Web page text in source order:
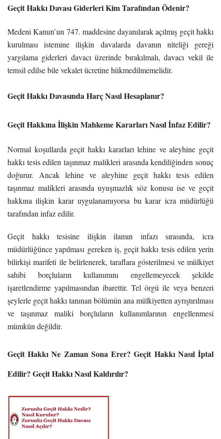
Geçit Hakkı Davası Giderleri Kim Tarafından Ödenir?
Medeni Kanun’un 747. maddesine dayanılarak açılmış geçit hakkı
kurulması istemine ilişkin davalarda davanın niteliği gereği
yargılama giderleri davacı üzerinde bırakılmalı, davacı vekil ile
temsil edilse bile vekalet ücretine hükmedilmemelidir.
Geçit Hakkı Davasında Harç Nasıl Hesaplanır?
Geçit Hakkına İlişkin Mahkeme Kararları Nasıl İnfaz Edilir?
Normal koşullarda geçit hakkı kararları lehine ve aleyhine geçit
hakkı tesis edilen taşınmaz malikleri arasında kendiliğinden sonuç
doğurur. Ancak lehine ve aleyhine geçit hakkı tesis edilen
taşınmaz malikleri arasında uyuşmazlık söz konusu ise ve geçit
hakkına ilişkin karar uygulanamıyorsa bu karar icra müdürlüğü
tarafından infaz edilir.
Geçit hakkı tesisine ilişkin ilamın infazı sırasında, icra
müdürlüğünce yapılması gereken iş, geçit hakkı tesis edilen yerin
bilirkişi marifeti ile belirlenerek, taraflara gösterilmesi ve mülkiyet
sahibi borçluların kullanımını engellemeyecek şekilde
işaretlendirme yapılmasından ibarettir. Tel örgü ile veya benzeri
şeylerle geçit hakkı tanınan bölümün ana mülkiyetten ayrıştırılması
ve taşınmaz maliki borçluların kullanımlarının engellenmesi
mümkün değildir.
Geçit Hakkı Ne Zaman Sona Erer? Geçit Hakkı Nasıl İptal
Edilir? Geçit Hakkı Nasıl Kaldırılır?